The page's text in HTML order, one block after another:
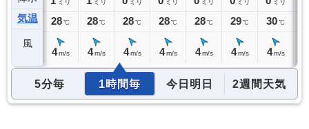
気温
風
28℃ 28℃
4 m/s
28℃
4 m/s
28℃
4 m/s
28℃
4 m/s
28℃
4 m/s
29℃
4 m/s
30℃
4 m/s
5分毎 1時間毎 今日明日 2週間天気